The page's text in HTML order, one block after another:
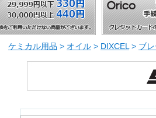
ケミカル用品 > オイル > DIXCEL > ブ